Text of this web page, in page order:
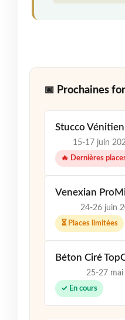
📅 Prochaines
Stucco
15-17 juin
🔥 Dernières
Venexian
24-26 juin
⏳ Places limitées
Béton Ciré
25-27
✓ En cours